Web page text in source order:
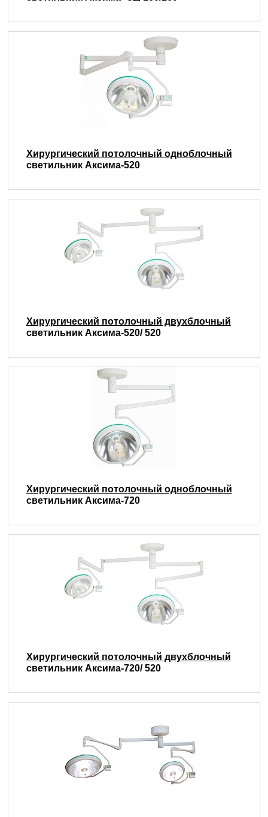
Хирургический потолочный одноблочный
светильник Аксима-520
Хирургический потолочный двухблочный
светильник Аксима-520/ 520
Хирургический потолочный одноблочный
светильник Аксима-720
Хирургический потолочный двухблочный
светильник Аксима-720/ 520